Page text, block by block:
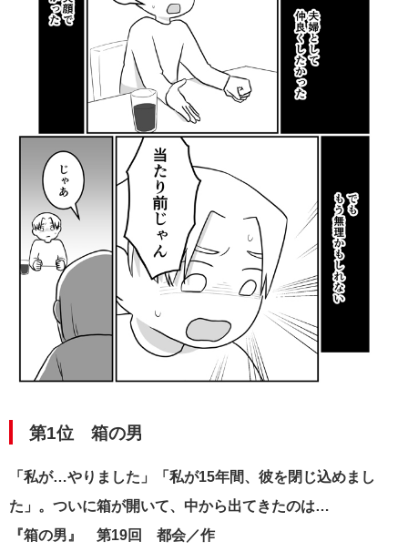
第1位 箱の男
「私が…やりました」「私が15年間、彼を閉じ込めまし
た」。ついに箱が開いて、中から出てきたのは…
『箱の男』 第19回 都会／作